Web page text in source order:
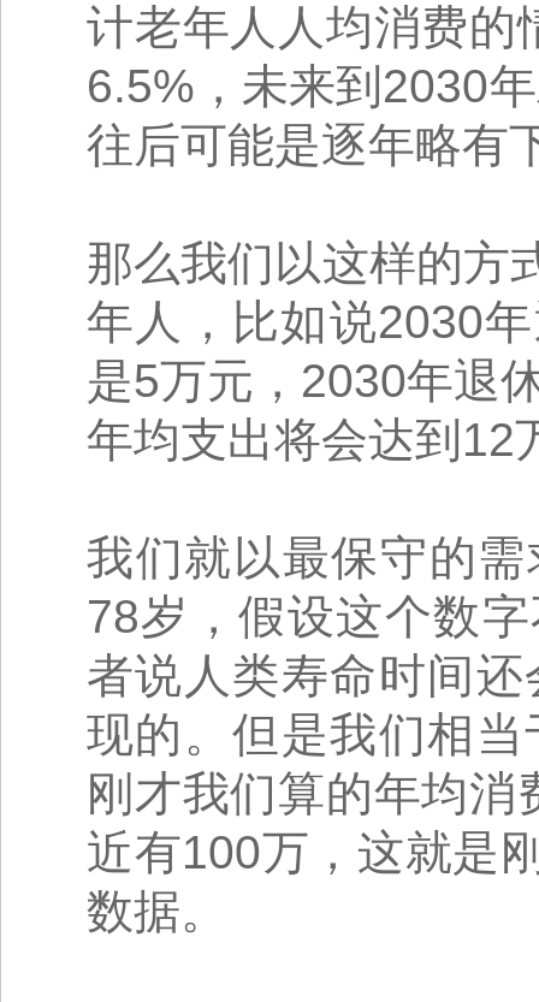
计老年人人均消费的
6.5%，未来到2030
往后可能是逐年略有
那么我们以这样的方
年人，比如说2030
是5万元，2030年退
年均支出将会达到12
我们就以最保守的
78岁，假设这个数
者说人类寿命时间
现的。但是我们相
刚才我们算的年均
近有100万，这就是
数据。